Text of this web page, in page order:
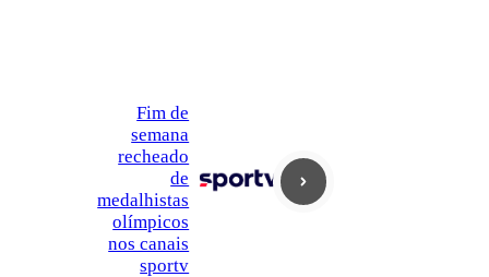
Fim de
semana
recheado
de
medalhistas
olímpicos
nos canais
sportv